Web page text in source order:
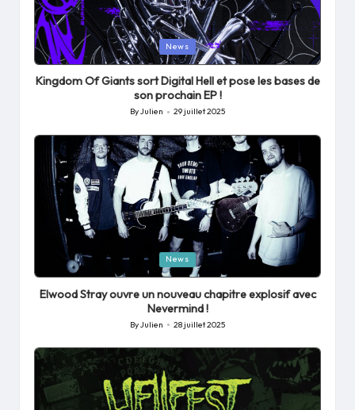
Posted
in
News
Kingdom Of Giants sort Digital Hell et pose les bases de
son prochain EP !
Posted
ByJulien 29 juillet 2025
Posted
in
News
Elwood Stray ouvre un nouveau chapitre explosif avec
Nevermind !
Posted
ByJulien 28 juillet 2025